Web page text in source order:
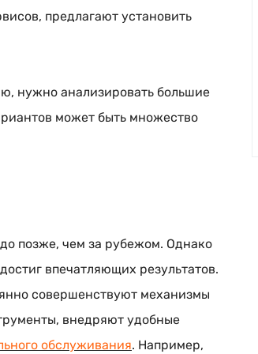
предлагают установить
нужно анализировать большие
может быть множество
позже, чем за рубежом. Однако
впечатляющих результатов.
совершенствуют механизмы
, внедряют удобные
обслуживания. Например,